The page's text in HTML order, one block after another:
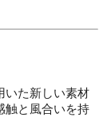
いた新しい素材
触と風合いを持